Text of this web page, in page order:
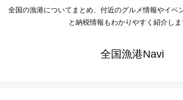
全国の漁港についてまとめ、付近のグルメ情報やイベ
と納税情報もわかりやすく紹介しま
全国漁港Navi